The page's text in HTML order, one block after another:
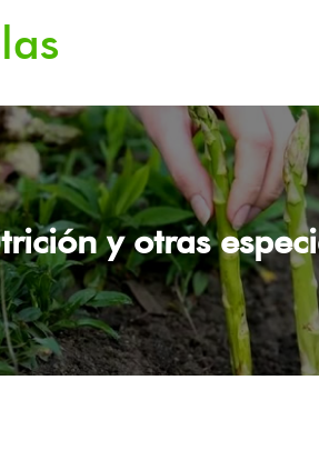
y otras